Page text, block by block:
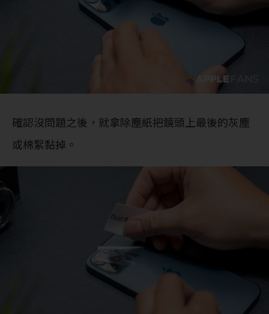
確認沒問題之後，就拿除塵紙把鏡頭上最後的灰塵
或棉絮黏掉。